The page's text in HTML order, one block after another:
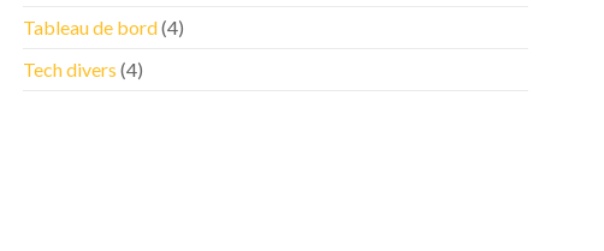
Tableau de bord(4)
Tech divers (4)